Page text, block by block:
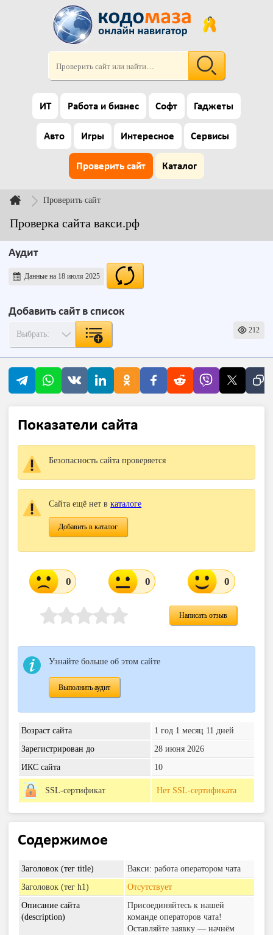
ИТ Работа и бизнес Софт Гаджеты
Авто Игры Интересное Сервисы
Проверить сайт Каталог
Проверить сайт
Проверка сайта вакси.рф
Аудит
Данные на 18 июля 2025
Добавить сайт в список
212
Показатели сайта
Безопасность сайта проверяется
Сайта ещё нет вкаталоге
Добавить в каталог
0 0 0
Написать отзыв
Узнайте больше об этом сайте
Выполнить аудит
Возраст сайта
1 год 1 месяц 11 дней
Зарегистрирован до
28 июня 2026
ИКС сайта
10
SSL-сертификат Нет SSL-сертификата
Содержимое
Заголовок (тег title)
Вакси: работа оператором чата
Заголовок (тег h1)
Отсутствует
Описание сайта
(description)
Присоединяйтесь к нашей
команде операторов чата!
Оставляйте заявку — начнём